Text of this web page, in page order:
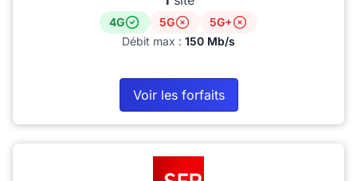
4G 5G
5G+
Débit max : 150 Mb/s
Voir les forfaits